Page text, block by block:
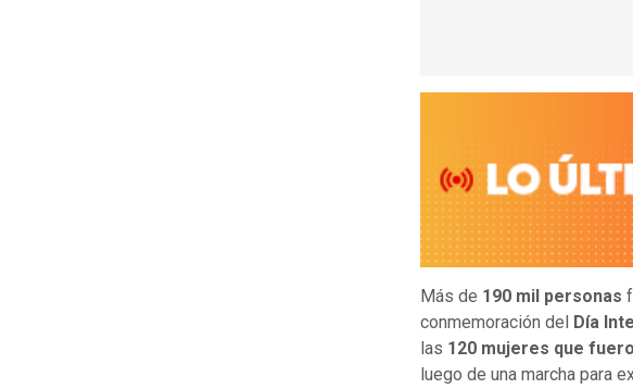
Más de 190 mil personas
conmemoración del
Día
las 120 mujeres que
luego de una marcha para